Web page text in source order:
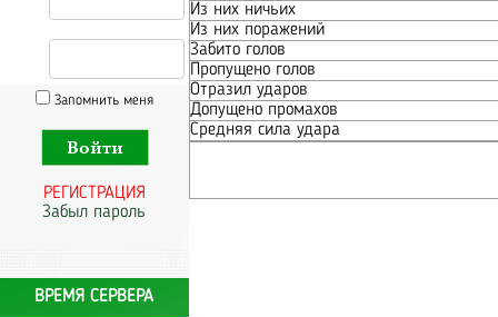
Запомнить меня
РЕГИСТРАЦИЯ
Забыл пароль
ВРЕМЯ СЕРВЕРА
Из них ничьих
Из них поражений
Забито голов
Пропущено голов
Отразил ударов
Допущено промахов
Средняя сила удара